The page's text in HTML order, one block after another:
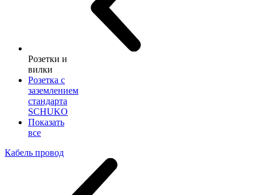
Розетки и
вилки
Розетка с
заземлением
стандарта
SCHUKO
Показать
все
Кабель провод